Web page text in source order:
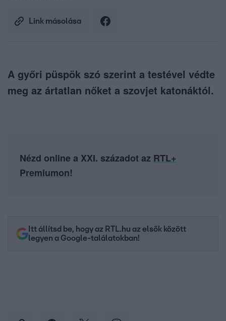
Link másolása
A győri püspök szó szerint a testével védte
meg az ártatlan nőket a szovjet katonáktól.
Nézd online a XXI. századot az RTL+
Premiumon!
Itt állítsd be, hogy az RTL.hu az elsők között
legyen a Google-találatokban!